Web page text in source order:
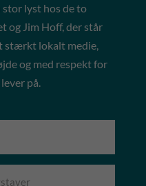
stor lyst hos de to
og Jim Hoff, der står
stærkt lokalt medie,
og med respekt for
på.